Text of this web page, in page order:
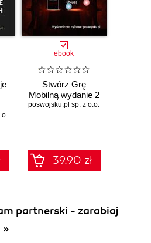
ebook
Stwórz Grę
Mobilną wydanie 2
poswojsku.pl sp. z o.o.
39.90 zł
partnerski - zarabiaj
»